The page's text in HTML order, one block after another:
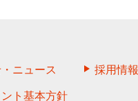
ニュース 採用情報
ト基本方針